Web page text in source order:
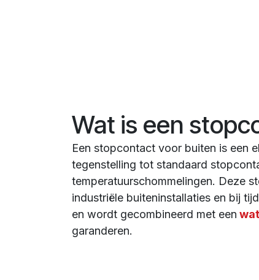
Wat is een
Een stopcontact voor buiten is een
tegenstelling tot standaard
temperatuurschommelingen. Deze
industriële buiteninstallaties en bij
en wordt gecombineerd met een
garanderen.